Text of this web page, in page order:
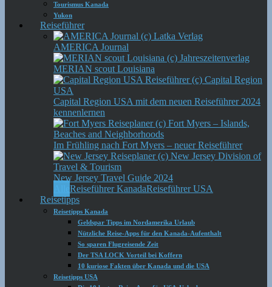
Tourismus Kanada
Yukon
Reiseführer
AMERICA Journal
MERIAN scout Louisiana
Capital Region USA mit dem neuen Reiseführer 2024
kennenlernen
Im Frühling nach Fort Myers – neuer Reiseführer
New Jersey Travel Guide 2024
Reiseführer KanadaReiseführer USA
Reisetipps
Reisetipps Kanada
Geldspar Tipps im Nordamerika Urlaub
Nützliche Reise-Apps für den Kanada-Aufenthalt
So sparen Flugreisende Zeit
Der TSA LOCK Vorteil bei Koffern
10 kuriose Fakten über Kanada und die USA
Reisetipps USA